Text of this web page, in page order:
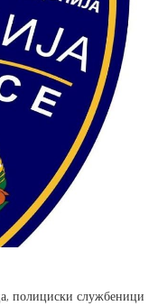
полициски службеници